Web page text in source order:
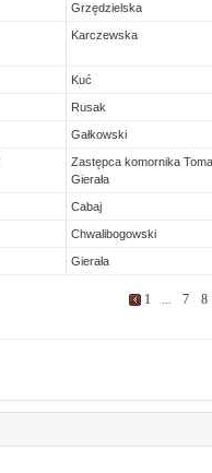
Grzędzielska
Karczewska
Kuć
Rusak
Gałkowski
Zastępca komornika
Gierała
Cabaj
Chwalibogowski
Gierała
1 ... 7 8